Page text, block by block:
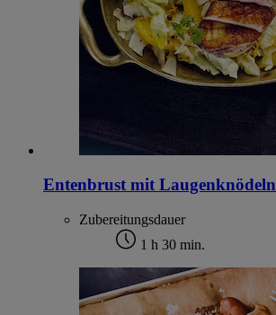
Entenbrust mit Laugenknödeln
Zubereitungsdauer
1 h 30 min.